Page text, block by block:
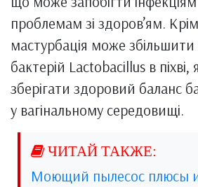
проблемам зі здоров’ям.
мастурбація може збільшити
бактерій Lactobacillus в
зберігати здоровий баланс
у вагінальному середовищі.
Моющий пылесос плюсы